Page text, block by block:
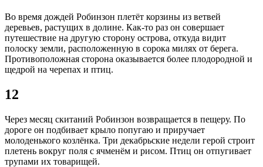
Во время дождей Робинзон плетёт корзины из ветвей
деревьев, растущих в долине. Как-то раз он совершает
путешествие на другую сторону острова, откуда видит
полоску земли, расположенную в сорока милях от берега.
Противоположная сторона оказывается более плодородной и
щедрой на черепах и птиц.
12
Через месяц скитаний Робинзон возвращается в пещеру. По
дороге он подбивает крыло попугаю и приручает
молоденького козлёнка. Три декабрьские недели герой строит
плетень вокруг поля с ячменём и рисом. Птиц он отпугивает
трупами их товарищей.